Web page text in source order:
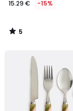
en
de
17.99
descuento
aplicado.
15.29 € -15%
5
/